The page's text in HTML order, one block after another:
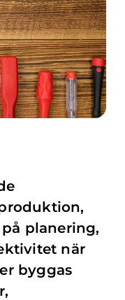
planering,
när
byggas